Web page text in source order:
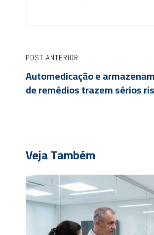
POST ANTERIOR
Automedicação e
de remédios trazem sérios
Veja Também